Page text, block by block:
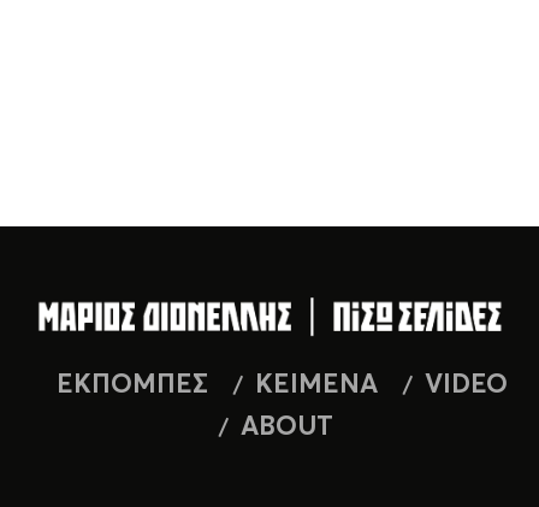
ΕΚΠΟΜΠΕΣ ΚΕΙΜΕΝΑ
VIDEO
ABOUT